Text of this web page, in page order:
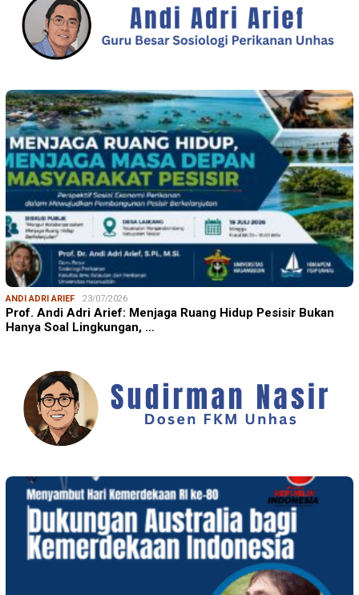
ANDI ADRI ARIEF 23/07/2026
Prof. Andi Adri Arief: Menjaga Ruang Hidup Pesisir Bukan
Hanya Soal Lingkungan, …